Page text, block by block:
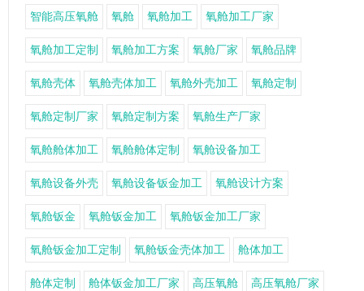
智能高压氧舱 氧舱 氧舱加工 氧舱加工厂家
氧舱加工定制 氧舱加工方案 氧舱厂家 氧舱品牌
氧舱壳体 氧舱壳体加工 氧舱外壳加工 氧舱定制
氧舱定制厂家 氧舱定制方案 氧舱生产厂家
氧舱舱体加工 氧舱舱体定制 氧舱设备加工
氧舱设备外壳 氧舱设备钣金加工 氧舱设计方案
氧舱钣金 氧舱钣金加工 氧舱钣金加工厂家
氧舱钣金加工定制 氧舱钣金壳体加工 舱体加工
舱体定制 舱体钣金加工厂家 高压氧舱 高压氧舱厂家